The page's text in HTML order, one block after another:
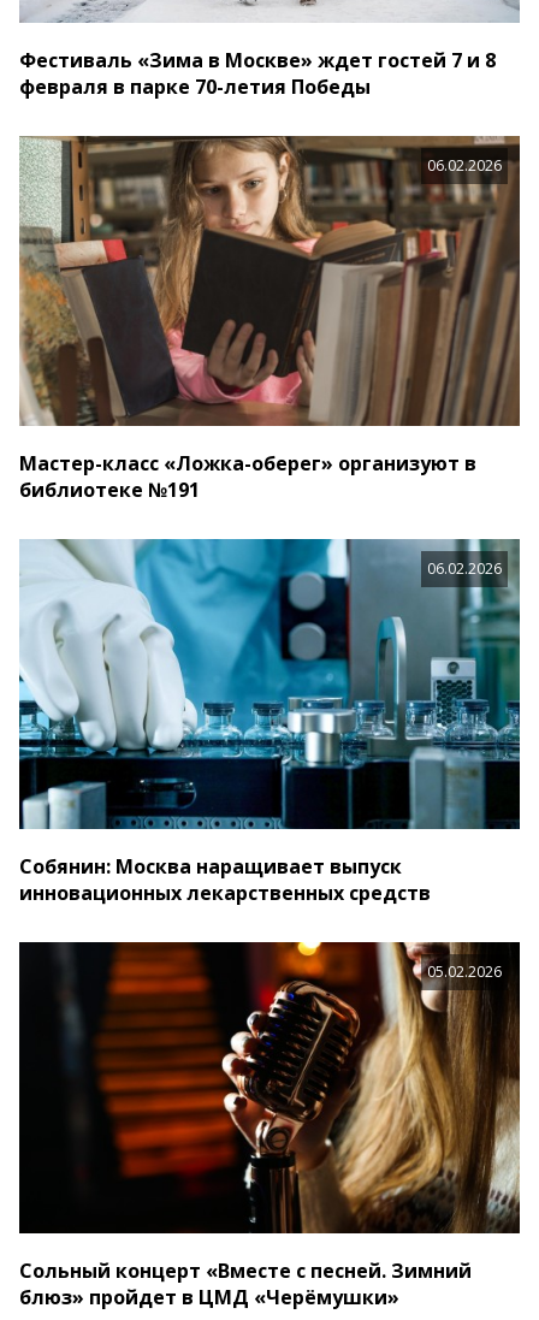
Фестиваль «Зима в Москве» ждет гостей 7 и 8
февраля в парке 70-летия Победы
06.02.2026
Мастер-класс «Ложка-оберег» организуют в
библиотеке №191
06.02.2026
Собянин: Москва наращивает выпуск
инновационных лекарственных средств
05.02.2026
Сольный концерт «Вместе с песней. Зимний
блюз» пройдет в ЦМД «Черёмушки»